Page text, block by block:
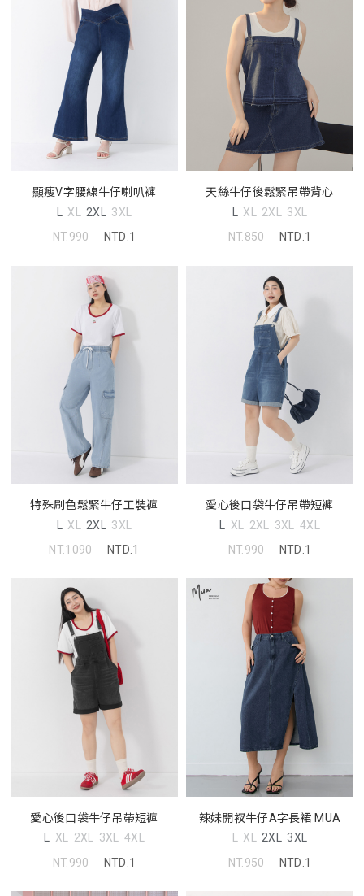
顯瘦V字腰線牛仔喇叭褲
L XL 2XL 3XL
NT.990
NTD.1
天絲牛仔後鬆緊吊帶背心
L XL 2XL 3XL
NT.850
NTD.1
特殊刷色鬆緊牛仔工裝褲
L XL 2XL 3XL
NT.1090
NTD.1
愛心後口袋牛仔吊帶短褲
L XL 2XL 3XL 4XL
NT.990
NTD.1
愛心後口袋牛仔吊帶短褲
L XL 2XL 3XL 4XL
NT.990
NTD.1
辣妹開衩牛仔A字長裙 MUA
L XL 2XL 3XL
NT.950
NTD.1